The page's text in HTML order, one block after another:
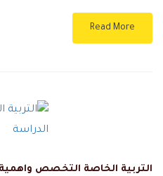
Read More
التربية الخاصة التخصص